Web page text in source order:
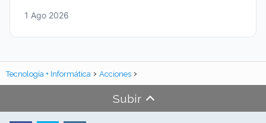
1 Ago 2026
Tecnología + Informática Acciones
Subir